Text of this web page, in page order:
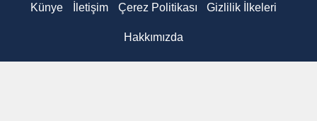
Künye İletişim Çerez Politikası Gizlilik İlkeleri
Hakkımızda